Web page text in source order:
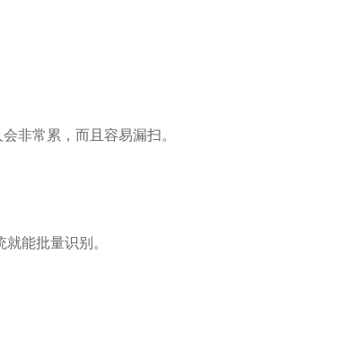
非常累，而且容易漏扫。
能批量识别。